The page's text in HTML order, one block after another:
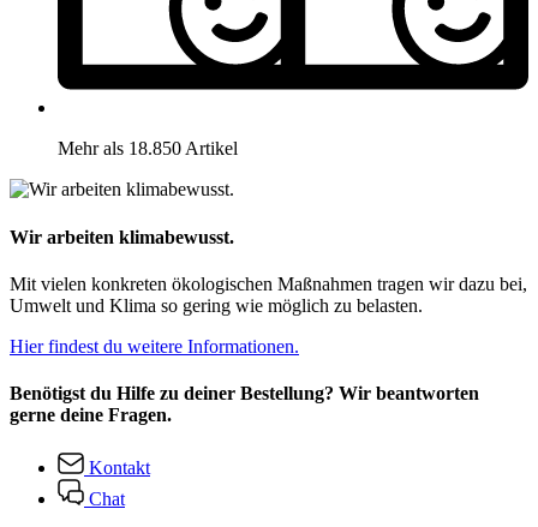
Mehr als 18.850 Artikel
Wir arbeiten klimabewusst.
Mit vielen konkreten ökologischen Maßnahmen tragen wir dazu bei,
Umwelt und Klima so gering wie möglich zu belasten.
Hier findest du weitere Informationen.
Benötigst du Hilfe zu deiner Bestellung? Wir beantworten
gerne deine Fragen.
Kontakt
Chat